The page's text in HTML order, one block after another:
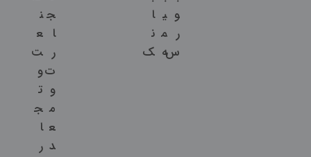
و
ر
س
ی
م
ه
ا
ن
ک
ج
ا
ر
ت
و
م
ع
د
ن
ع
ت
و
ت
ج
ا
ر